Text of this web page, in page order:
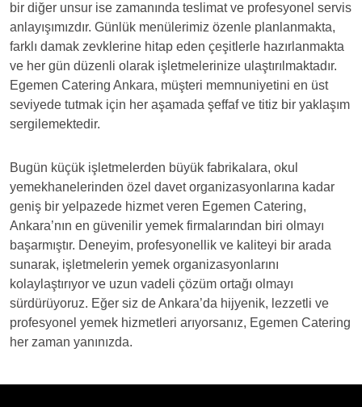
bir diğer unsur ise zamanında teslimat ve profesyonel servis
anlayışımızdır. Günlük menülerimiz özenle planlanmakta,
farklı damak zevklerine hitap eden çeşitlerle hazırlanmakta
ve her gün düzenli olarak işletmelerinize ulaştırılmaktadır.
Egemen Catering Ankara, müşteri memnuniyetini en üst
seviyede tutmak için her aşamada şeffaf ve titiz bir yaklaşım
sergilemektedir.
Bugün küçük işletmelerden büyük fabrikalara, okul
yemekhanelerinden özel davet organizasyonlarına kadar
geniş bir yelpazede hizmet veren Egemen Catering,
Ankara’nın en güvenilir yemek firmalarından biri olmayı
başarmıştır. Deneyim, profesyonellik ve kaliteyi bir arada
sunarak, işletmelerin yemek organizasyonlarını
kolaylaştırıyor ve uzun vadeli çözüm ortağı olmayı
sürdürüyoruz. Eğer siz de Ankara’da hijyenik, lezzetli ve
profesyonel yemek hizmetleri arıyorsanız, Egemen Catering
her zaman yanınızda.